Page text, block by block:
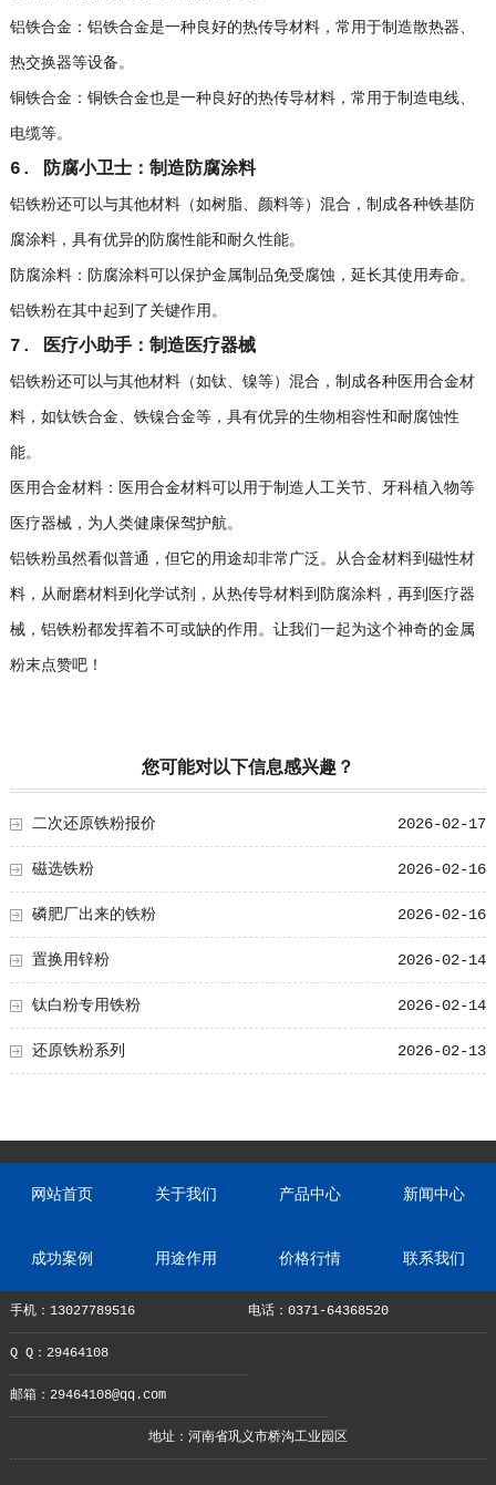
铝铁合金：铝铁合金是一种良好的热传导材料，常用于制造散热器、
热交换器等设备。
铜铁合金：铜铁合金也是一种良好的热传导材料，常用于制造电线、
电缆等。
6. 防腐小卫士：制造防腐涂料
铝铁粉还可以与其他材料（如树脂、颜料等）混合，制成各种铁基防
腐涂料，具有优异的防腐性能和耐久性能。
防腐涂料：防腐涂料可以保护金属制品免受腐蚀，延长其使用寿命。
铝铁粉在其中起到了关键作用。
7. 医疗小助手：制造医疗器械
铝铁粉还可以与其他材料（如钛、镍等）混合，制成各种医用合金材
料，如钛铁合金、铁镍合金等，具有优异的生物相容性和耐腐蚀性
能。
医用合金材料：医用合金材料可以用于制造人工关节、牙科植入物等
医疗器械，为人类健康保驾护航。
铝铁粉虽然看似普通，但它的用途却非常广泛。从合金材料到磁性材
料，从耐磨材料到化学试剂，从热传导材料到防腐涂料，再到医疗器
械，铝铁粉都发挥着不可或缺的作用。让我们一起为这个神奇的金属
粉末点赞吧！
您可能对以下信息感兴趣？
2026-02-17
二次还原铁粉报价
2026-02-16
磁选铁粉
2026-02-16
磷肥厂出来的铁粉
2026-02-14
置换用锌粉
2026-02-14
钛白粉专用铁粉
2026-02-13
还原铁粉系列
网站首页 关于我们 产品中心 新闻中心
成功案例 用途作用 价格行情 联系我们
手机：13027789516 电话：0371-64368520
Q Q：29464108
邮箱：29464108@qq.com
地址：河南省巩义市桥沟工业园区